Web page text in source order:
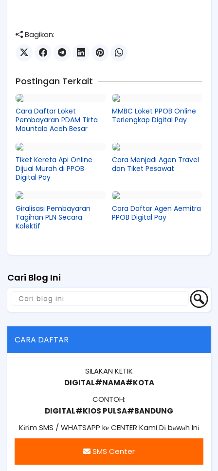
Bagikan:
Postingan Terkait
Cara Daftar Loket
Pembayaran PDAM Tirta
Mountala Aceh Besar
MMBC Loket PPOB Online
Terlengkap Digital Pay
Tiket Kereta Api Online
Dijual Murah di PPOB
Digital Pay
Cara Menjadi Agen Travel
dan Tiket Pesawat
Giralisasi Pembayaran
Tagihan PLN Secara
Kolektif
Cara Daftar Agen Aemitra
PPOB Digital Pay
Cari Blog Ini
CARA DAFTAR
SILAKAN KETIK
DIGITAL#NAMA#KOTA
CONTOH:
DIGITAL#KIOS PULSA#BANDUNG
Kіrіm SMS / WHATSAPP kе CENTER Kami Dі bаwаh Inі
SMS Center